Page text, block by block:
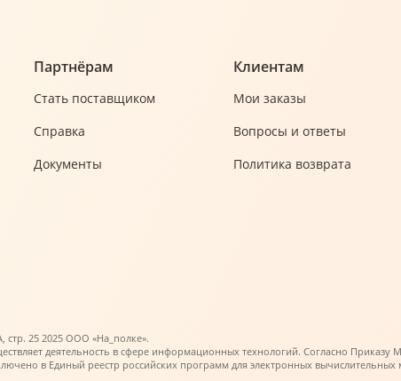
Партнёрам
Стать поставщиком
Справка
Документы
Клиентам
Мои заказы
Вопросы и ответы
Политика возврата
стр. 25 2025 ООО «На_полке».
деятельность в сфере информационных технологий. Согласно Приказу
в Единый реестр российских программ для электронных вычислительных